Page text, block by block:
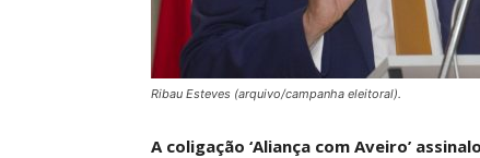
Ribau Esteves (arquivo/campanha eleitoral).
A coligação ‘Aliança com Aveiro’